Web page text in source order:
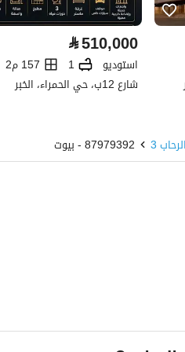
⃁510,000
استوديو 1
157 م2
شارع 12ب، حي الحمراء، الخبر
3 87979392 - بيوت